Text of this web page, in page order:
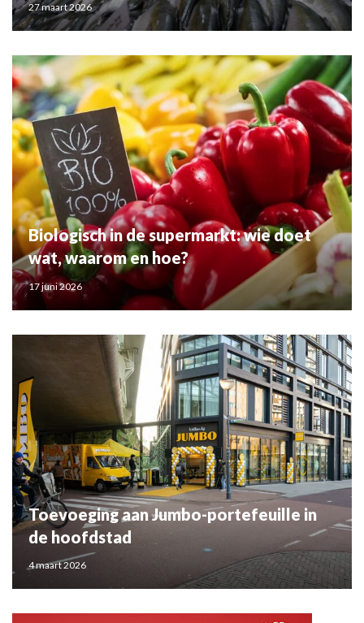
27 maart 2026
Biologisch in de supermarkt: wie doet
wat, waarom en hoe?
17 juni 2026
Toevoeging aan Jumbo-portefeuille in
de hoofdstad
4 maart 2026